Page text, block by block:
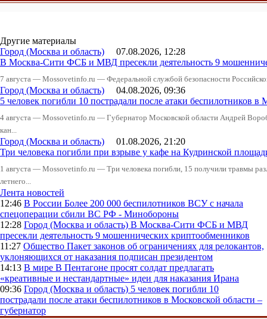
Другие материалы
Город (Москва и область) 07.08.2026, 12:28
В Москва-Сити ФСБ и МВД пресекли деятельность 9
7 августа — Mossovetinfo.ru — Федеральной службой безопасности
Город (Москва и область) 04.08.2026, 09:36
5 человек погибли 10 пострадали после атаки беспилотников в
4 августа — Mossovetinfo.ru — Губернатор Московской области Андрей
кан...
Город (Москва и область) 01.08.2026, 21:20
Три человека погибли при взрыве у кафе на Кудринской
1 августа — Mossovetinfo.ru — Три человека погибли, 15 получили травмы
летнего...
Лента новостей
12:46 В России Более 200 000 беспилотников ВСУ с начала
спецоперации сбили ВС РФ - Минобороны
12:28 Город (Москва и область) В Москва-Сити ФСБ и МВД
пресекли деятельность 9 мошеннических криптообменников
11:27 Общество Пакет законов об ограничениях для релокантов,
уклоняющихся от наказания подписан президентом
14:13 В мире В Пентагоне просят солдат предлагать
«креативные и нестандартные» идеи для наказания Ирана
09:36 Город (Москва и область) 5 человек погибли 10
пострадали после атаки беспилотников в Московской области –
губернатор